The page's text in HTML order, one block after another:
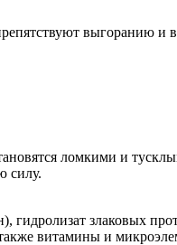
выгоранию и
ломкими и
силу.
злаковых
витамины и